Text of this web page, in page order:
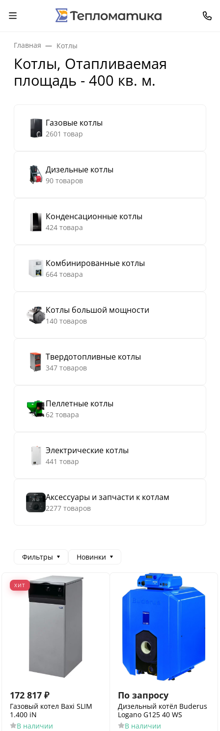
Главная Котлы
Котлы, Отапливаемая
площадь - 400 кв. м.
Газовые котлы
2601 товар
Дизельные котлы
90 товаров
Конденсационные котлы
424 товара
Комбинированные котлы
664 товара
Котлы большой мощности
140 товаров
Твердотопливные котлы
347 товаров
Пеллетные котлы
62 товара
Электрические котлы
441 товар
Аксессуары и запчасти к котлам
2277 товаров
Фильтры Новинки
ХИТ
172 817 ₽
Газовый котел Baxi SLIM
1.400 iN
В наличии
По запросу
Дизельный котёл Buderus
Logano G125 40 WS
В наличии